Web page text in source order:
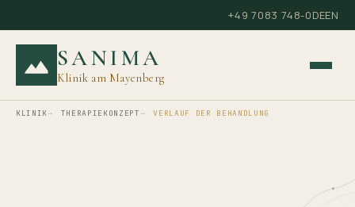
+49 7083 748-0DEEN
SANIMA
Klinik am Mayenberg
KLINIK THERAPIEKONZEPT VERLAUF DER BEHANDLUNG